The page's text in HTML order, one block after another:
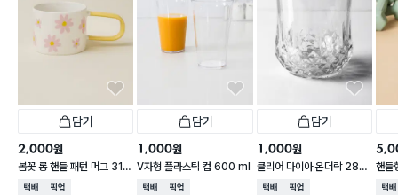
담기
2,000원
봄꽃 롱 핸들 패턴 머그 310
ml
택배배송매장픽업
담기
1,000원
V자형 플라스틱 컵 600 ml
택배배송매장픽업
담기
1,000원
클리어 다이아 온더락 280
ml
택배배송매장픽업
핸들
0
택배